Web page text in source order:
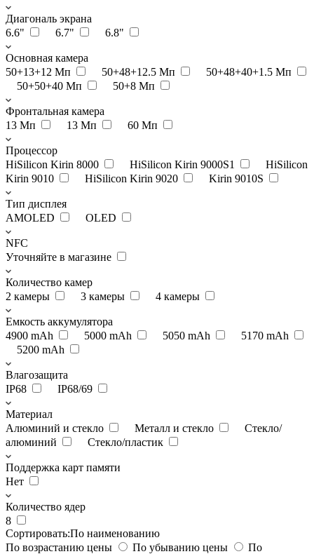
Диагональ экрана
6.6"
6.7" 6.8"
Основная камера
50+13+12 Мп
50+48+12.5 Мп
50+48+40+1.5 Мп
50+50+40 Мп
50+8 Мп
Фронтальная камера
13 Мп
13 Мп 60 Мп
Процессор
HiSilicon Kirin 8000
HiSilicon Kirin 9000S1
HiSilicon
Kirin 9010
HiSilicon Kirin 9020 Kirin 9010S
Тип дисплея
AMOLED
OLED
NFC
Уточняйте в магазине
Количество камер
2 камеры
3 камеры 4 камеры
Емкость аккумулятора
4900 mAh
5000 mAh 5050 mAh
5170 mAh
5200 mAh
Влагозащита
IP68
IP68/69
Материал
Алюминий и стекло
Металл и стекло
Стекло/
алюминий
Стекло/пластик
Поддержка карт памяти
Нет
Количество ядер
8
Сортировать:По наименованию
По возрастанию цены
По убыванию цены
По